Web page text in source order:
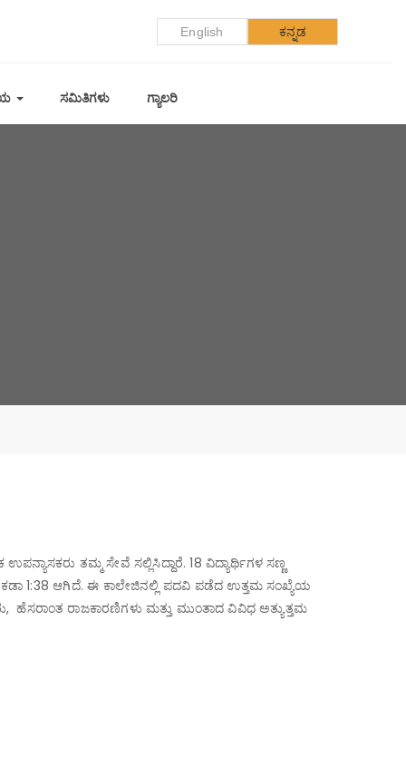
English ಕನ್ನಡ
ಸಮಿತಿಗಳು ಗ್ಯಾಲರಿ
ತಮ್ಮ ಸೇವೆ ಸಲ್ಲಿಸಿದ್ದಾರೆ.18 ವಿದ್ಯಾರ್ಥಿಗಳ ಸಣ್ಣ
1:38 ಆಗಿದೆ.ಈ ಕಾಲೇಜಿನಲ್ಲಿ ಪದವಿ ಪಡೆದ ಉತ್ತಮ ಸಂಖ್ಯೆಯ
ಹೆಸರಾಂತ ರಾಜಕಾರಣಿಗಳು ಮತ್ತು ಮುಂತಾದ ವಿವಿಧಅತ್ಯುತ್ತಮ